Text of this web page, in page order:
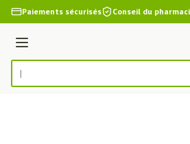
Aller au contenu
Paiements sécurisés Conseil du
Menu
Rechercher